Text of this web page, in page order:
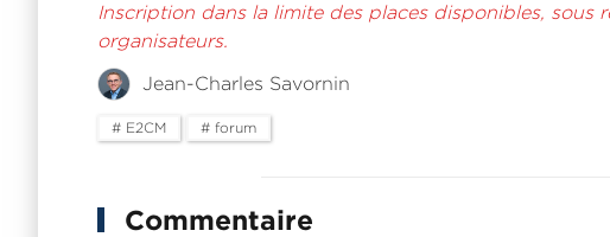
Inscription dans la limite des places disponibles, sous
organisateurs.
Jean-Charles Savornin
# E2CM # forum
Commentaire